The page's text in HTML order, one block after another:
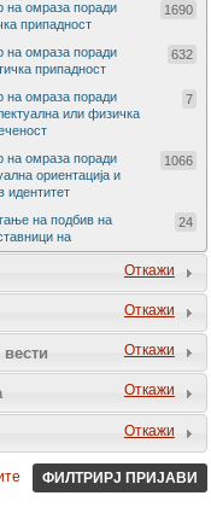
на омраза поради
припадност
1690
на омраза поради
припадност
632
на омраза поради
или физичка
7
на омраза поради
ориентација и
идентитет
1066
на подбив на
на
организации
24
на странски
и религиско
на омраза поради
на омраза поради пол
229
на омраза на спортски
5
Откажи
Откажи
Откажи
Откажи
Откажи
ФИЛТРИРЈ ПРИЈАВИ